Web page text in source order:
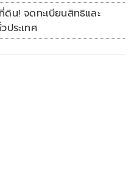
ดิน! จดทะเบียนสิทธิและ
ประเทศ